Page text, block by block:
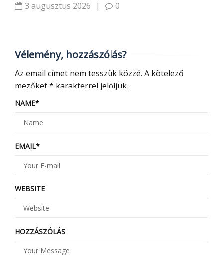
3 augusztus 2026
| 0
Vélemény, hozzászólás?
Az email címet nem tesszük közzé. A kötelező
mezőket* karakterrel jelöljük.
NAME*
EMAIL*
WEBSITE
HOZZÁSZÓLÁS